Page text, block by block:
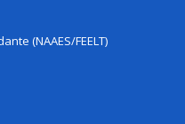
(NAAES/FEELT)